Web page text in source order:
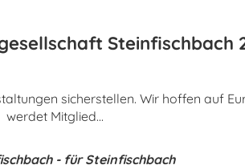
Steinfischbach
sicherstellen. Wir hoffen auf
werdet Mitglied...
- für Steinfischbach